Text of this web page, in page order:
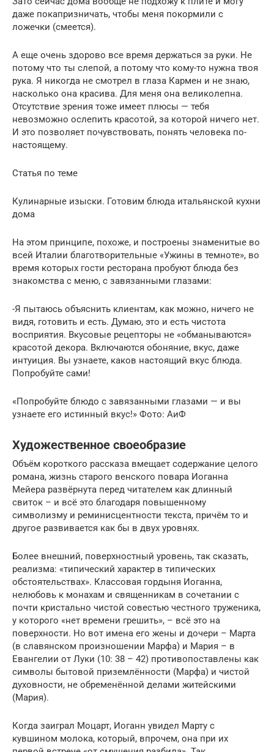
даже покапризничать, чтобы меня покормили с
ложечки (смеется).
А еще очень здорово все время держаться за руки. Не
потому что ты слепой, а потому что кому-то нужна твоя
рука. Я никогда не смотрел в глаза Кармен и не знаю,
насколько она красива. Для меня она великолепна.
Отсутствие зрения тоже имеет плюсы — тебя
невозможно ослепить красотой, за которой ничего нет.
И это позволяет почувствовать, понять человека по-
настоящему.
Статья по теме
Кулинарные изыски. Готовим блюда итальянской кухни
дома
На этом принципе, похоже, и построены знаменитые во
всей Италии благотворительные «Ужины в темноте», во
время которых гости ресторана пробуют блюда без
знакомства с меню, с завязанными глазами:
-Я пытаюсь объяснить клиентам, как можно, ничего не
видя, готовить и есть. Думаю, это и есть чистота
восприятия. Вкусовые рецепторы не «обманываются»
красотой декора. Включаются обоняние, вкус, даже
интуиция. Вы узнаете, каков настоящий вкус блюда.
Попробуйте сами!
«Попробуйте блюдо с завязанными глазами — и вы
узнаете его истинный вкус!» Фото: АиФ
Художественное своеобразие
Объём короткого рассказа вмещает содержание целого
романа, жизнь старого венского повара Иоганна
Мейера развёрнута перед читателем как длинный
свиток – и всё это благодаря повышенному
символизму и реминисцентности текста, причём то и
другое развивается как бы в двух уровнях.
Более внешний, поверхностный уровень, так сказать,
реализма: «типический характер в типических
обстоятельствах». Классовая гордыня Иоганна,
нелюбовь к монахам и священникам в сочетании с
почти кристально чистой совестью честного труженика,
у которого «нет времени грешить», – всё это на
поверхности. Но вот имена его жены и дочери – Марта
(в славянском произношении Марфа) и Мария – в
Евангелии от Луки (10: 38 – 42) противопоставлены как
символы бытовой приземлённости (Марфа) и чистой
духовности, не обременённой делами житейскими
(Мария).
Когда заиграл Моцарт, Иоганн увидел Марту с
кувшином молока, который, впрочем, она при их